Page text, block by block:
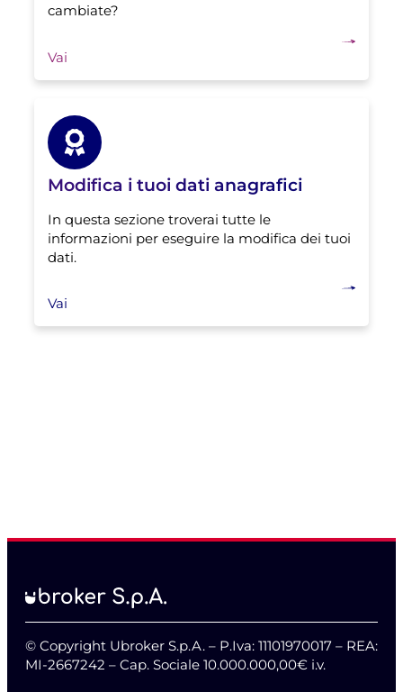
cambiate?
Vai
Modifica i tuoi dati anagrafici
In questa sezione troverai tutte le
informazioni per eseguire la modifica dei tuoi
dati.
Vai
© Copyright Ubroker S.p.A. – P.Iva: 11101970017 – REA:
MI-2667242 – Cap. Sociale 10.000.000,00€ i.v.